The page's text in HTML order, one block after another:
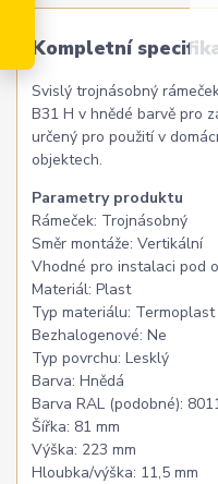
Kompletní
Svislý trojnásobný
B31 H v hnědé barvě pro
určený pro použití v
objektech.
Parametry produktu
Rámeček: Trojnásobný
Směr montáže: Vertikální
Vhodné pro instalaci pod
Materiál: Plast
Typ materiálu: Termoplast
Bezhalogenové: Ne
Typ povrchu: Lesklý
Barva: Hnědá
Barva RAL (podobné):
Šířka: 81 mm
Výška: 223 mm
Hloubka/výška: 11,5 mm